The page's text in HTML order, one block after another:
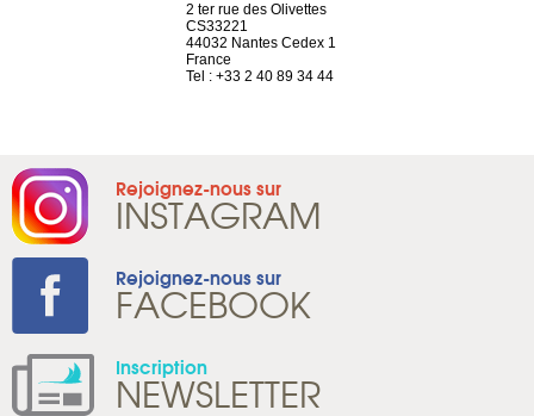
2 ter rue des Olivettes
CS33221
44032 Nantes Cedex 1
France
Tel : +33 2 40 89 34 44
Rejoignez-nous sur
INSTAGRAM
Rejoignez-nous sur
FACEBOOK
Inscription
NEWSLETTER